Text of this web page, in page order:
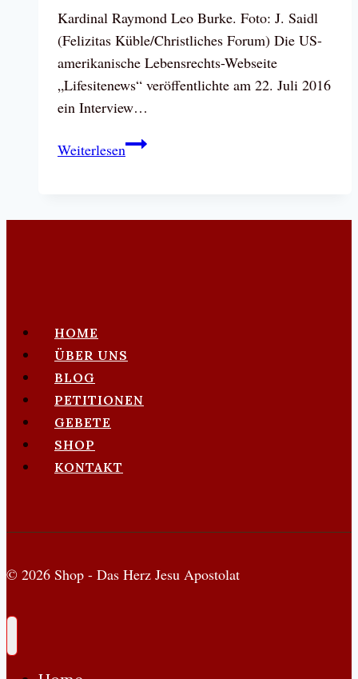
Kardinal Raymond Leo Burke. Foto: J. Saidl
(Felizitas Küble/Christliches Forum) Die US-
amerikanische Lebensrechts-Webseite
„Lifesitenews“ veröffentlichte am 22. Juli 2016
ein Interview…
WeiterlesenKardinal
HOME
ÜBER UNS
BLOG
PETITIONEN
GEBETE
SHOP
KONTAKT
© 2026 Shop - Das Herz Jesu Apostolat